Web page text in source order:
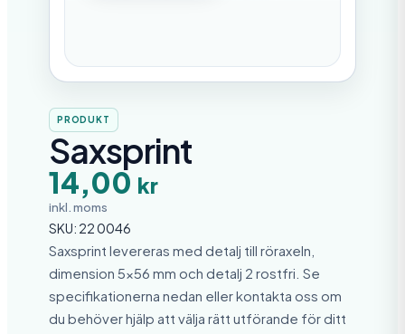
PRODUKT
Saxsprint
14,00 kr
inkl. moms
SKU: 22 0046
Saxsprint levereras med detalj till röraxeln,
dimension 5×56 mm och detalj 2 rostfri. Se
specifikationerna nedan eller kontakta oss om
du behöver hjälp att välja rätt utförande för ditt